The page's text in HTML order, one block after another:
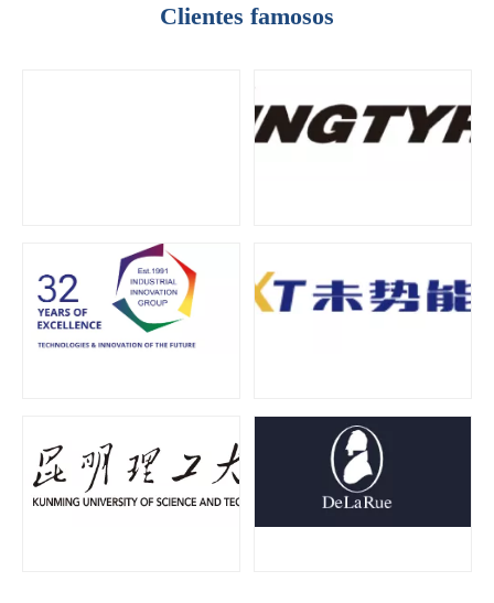
Clientes famosos